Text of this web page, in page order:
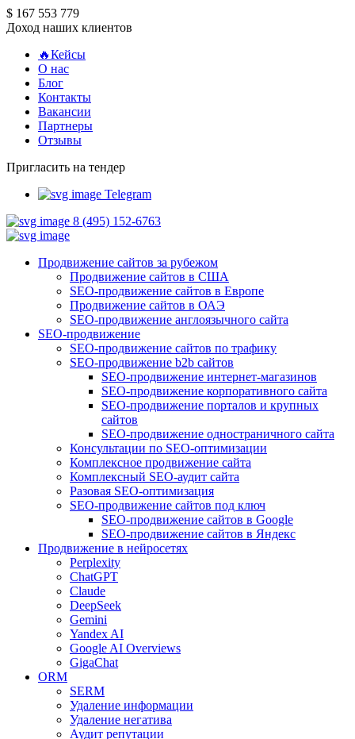
$ 167 553 779
Доход наших клиентов
🔥Кейсы
О нас
Блог
Контакты
Вакансии
Партнеры
Отзывы
Пригласить на тендер
Telegram
8 (495) 152-6763
Продвижение сайтов за рубежом
Продвижение сайтов в США
SEO-продвижение сайтов в Европе
Продвижение сайтов в ОАЭ
SEO-продвижение англоязычного сайта
SEO-продвижение
SEO-продвижение сайтов по трафику
SEO-продвижение b2b сайтов
SEO-продвижение интернет-магазинов
SEO-продвижение корпоративного сайта
SEO-продвижение порталов и крупных
сайтов
SEO-продвижение одностраничного сайта
Консультации по SEO-оптимизации
Комплексное продвижение сайта
Комплексный SEO-аудит сайта
Разовая SEO-оптимизация
SEO-продвижение сайтов под ключ
SEO-продвижение сайтов в Google
SEO-продвижение сайтов в Яндекс
Продвижение в нейросетях
Perplexity
ChatGPT
Claude
DeepSeek
Gemini
Yandex AI
Google AI Overviews
GigaChat
ORM
SERM
Удаление информации
Удаление негатива
Аудит репутации